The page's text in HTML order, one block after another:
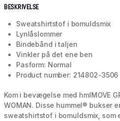
BESKRIVELSE
Sweatshirtstof i bomuldsmix
Lynlåslommer
Bindebånd i taljen
Vinkler på det ene ben
Pasform: Normal
Product number: 214802-3506
Kom i bevægelse med hmlMOVE
WOMAN. Disse hummel® bukser
sweatshirtstof i bomuldsmix, som